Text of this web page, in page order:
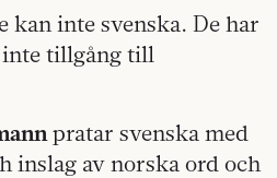
kan inte svenska. De har
tillgång till
pratar svenska med
inslag av norska ord och